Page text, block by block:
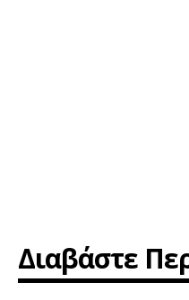
Διαβάστε